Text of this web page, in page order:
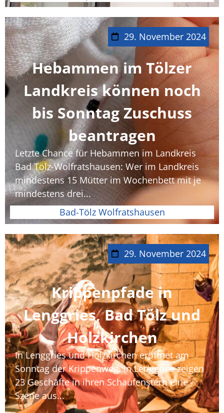
29. November 2024
Hebammen im Tölzer
Landkreis können noch
bis Sonntag Zuschuss
beantragen
Letzte Chance für Hebammen im Landkreis
Bad Tölz-Wolfratshausen: Wer im Landkreis
mindestens 15 Mütter im Wochenbett mit je
mindestens drei...
Bad-Tölz Wolfratshausen
29. November 2024
Krippenpfade in
Lenggries, Bad Tölz und
Holzkirchen
In Lenggries und Holzkirchen eröffnet am
Sonntag der Krippenweg. In Lenggries zeigen
23 Geschäfte in ihren Schaufenstern eine
Szene aus...